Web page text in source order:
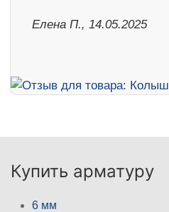
Елена П., 14.05.2025
Купить арматуру
6 мм